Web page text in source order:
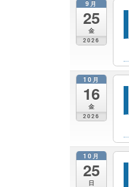
9月
25
金
2026
10月
16
金
2026
10月
25
日